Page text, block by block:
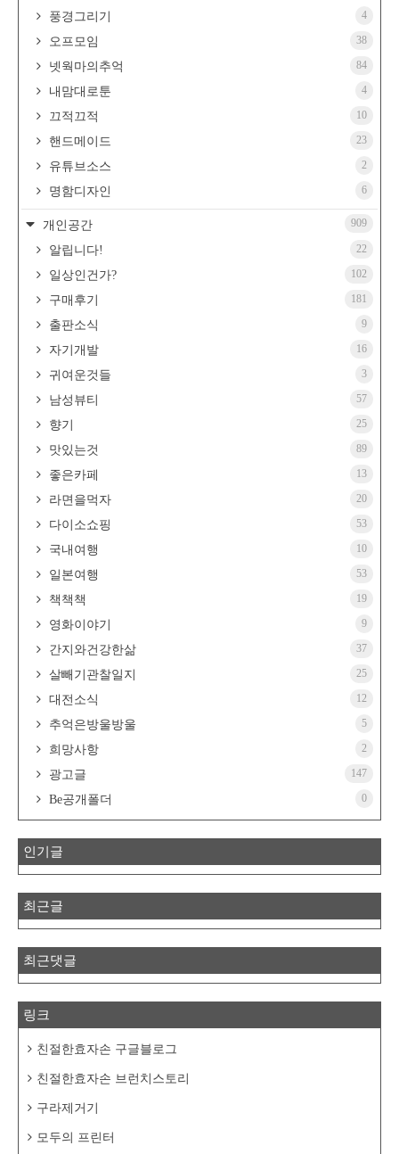
풍경그리기 4
오프모임 38
넷웍마의추억 84
내맘대로툰 4
끄적끄적 10
핸드메이드 23
유튜브소스 2
명함디자인 6
개인공간 909
알립니다! 22
일상인건가? 102
구매후기 181
출판소식 9
자기개발 16
귀여운것들 3
남성뷰티 57
향기 25
맛있는것 89
좋은카페 13
라면을먹자 20
다이소쇼핑 53
국내여행 10
일본여행 53
책책책 19
영화이야기 9
간지와건강한삶 37
살빼기관찰일지 25
대전소식 12
추억은방울방울 5
희망사항 2
광고글 147
Be공개폴더 0
인기글
최근글
최근댓글
링크
친절한효자손 구글블로그
친절한효자손 브런치스토리
구라제거기
모두의 프린터